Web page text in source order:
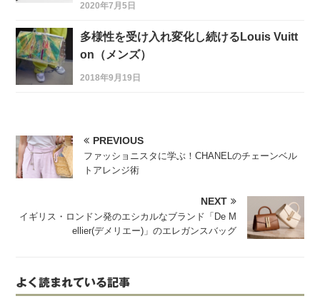
2020年7月5日
多様性を受け入れ変化し続けるLouis Vuitt
on（メンズ）
2018年9月19日
PREVIOUS
ファッショニスタに学ぶ！CHANELのチェーンベル
トアレンジ術
NEXT
イギリス・ロンドン発のエシカルなブランド「De M
ellier(デメリエー)」のエレガンスバッグ
よく読まれている記事